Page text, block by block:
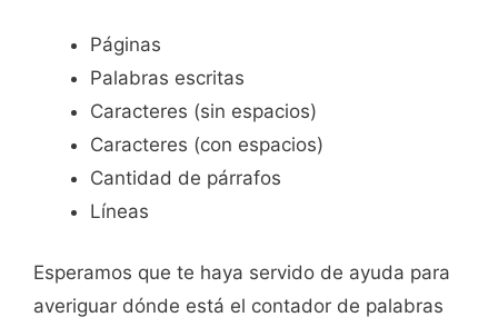
Páginas
Palabras escritas
Caracteres (sin espacios)
Caracteres (con espacios)
Cantidad de párrafos
Líneas
Esperamos que te haya servido de ayuda para
averiguar dónde está el contador de palabras